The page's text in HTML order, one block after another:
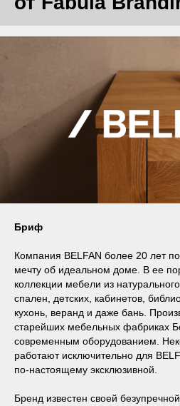
Бриф
Компания BELFAN более 20 лет
мечту об идеальном доме. В ее
коллекции мебели из
спален, детских, кабинетов,
кухонь, веранд и даже бань.
старейших мебельных фабриках
современным оборудованием.
работают исключительно для
по-настоящему эксклюзивной.
Бренд известен своей